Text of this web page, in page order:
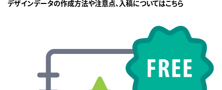
デザインデータの作成方法や注意点、入稿についてはこちら